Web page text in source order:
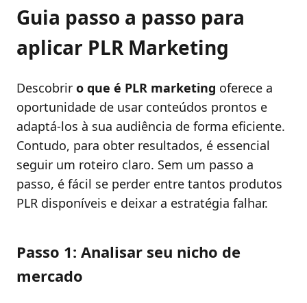
Guia passo a passo para
aplicar PLR Marketing
Descobrir o que é PLR marketing oferece a
oportunidade de usar conteúdos prontos e
adaptá-los à sua audiência de forma eficiente.
Contudo, para obter resultados, é essencial
seguir um roteiro claro. Sem um passo a
passo, é fácil se perder entre tantos produtos
PLR disponíveis e deixar a estratégia falhar.
Passo 1: Analisar seu nicho de
mercado